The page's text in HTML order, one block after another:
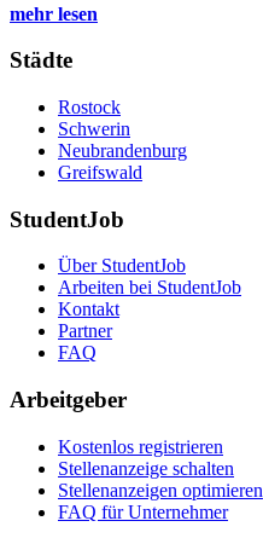
mehr lesen
Städte
Rostock
Schwerin
Neubrandenburg
Greifswald
StudentJob
Über StudentJob
Arbeiten bei StudentJob
Kontakt
Partner
FAQ
Arbeitgeber
Kostenlos registrieren
Stellenanzeige schalten
Stellenanzeigen optimieren
FAQ für Unternehmer